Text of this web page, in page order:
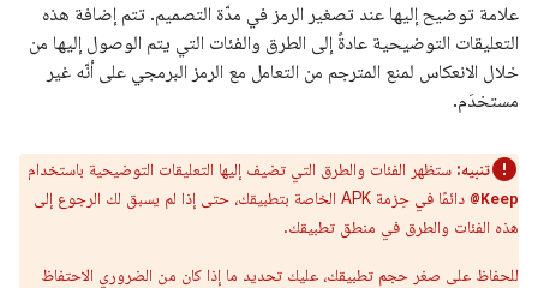
علامة توضيح إليها عند تصغير الرمز في مدّة التصميم. تتم إضافة هذه
التعليقات التوضيحية عادةً إلى الطرق والفئات التي يتم الوصول إليها من
خلال الانعكاس لمنع المترجم من التعامل مع الرمز البرمجي على أنّه غير
مستخدَم.
تنبيه: ستظهر الفئات والطرق التي تضيف إليها التعليقات التوضيحية باستخدام
@Keep
دائمًا في حِزمة APK الخاصة بتطبيقك، حتى إذا لم يسبق لك الرجوع إلى
هذه الفئات والطرق في منطق تطبيقك.
للحفاظ على صغر حجم تطبيقك، عليك تحديد ما إذا كان من الضروري الاحتفاظ